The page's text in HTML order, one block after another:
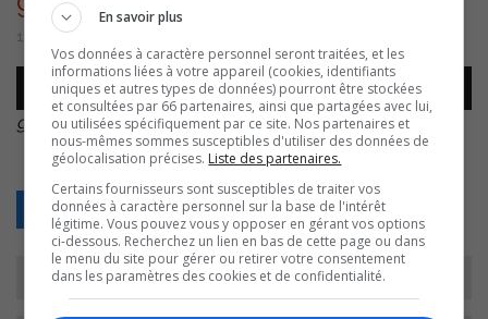
13 octobre 2016 | Par Équipe CJSO
Lecteur
audio
00:00
genevieve-thibault-neige-noir.
Retour
En savoir plus
Vos données à caractère personnel seront traitées, et les
informations liées à votre appareil (cookies, identifiants
uniques et autres types de données) pourront être stockées
et consultées par 66 partenaires, ainsi que partagées avec lui,
ou utilisées spécifiquement par ce site. Nos partenaires et
nous-mêmes sommes susceptibles d'utiliser des données de
géolocalisation précises. Liste des partenaires.
Certains fournisseurs sont susceptibles de traiter vos
données à caractère personnel sur la base de l'intérêt
légitime. Vous pouvez vous y opposer en gérant vos options
ci-dessous. Recherchez un lien en bas de cette page ou dans
le menu du site pour gérer ou retirer votre consentement
dans les paramètres des cookies et de confidentialité.